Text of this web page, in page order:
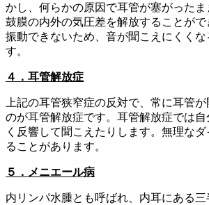
かし、何らかの原因で耳管が塞がったま
鼓膜の内外の気圧差を解放することが
振動できないため、音が聞こえにくく
す。
４．耳管解放症
上記の耳管狭窄症の反対で、常に耳管
のが耳管解放症です。耳管解放症では自
く反響して聞こえたりします。無理な
ることがあります。
５．メニエール病
内リンパ水腫とも呼ばれ、内耳にある